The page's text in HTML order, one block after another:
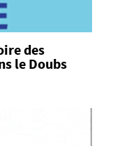
des
le Doubs